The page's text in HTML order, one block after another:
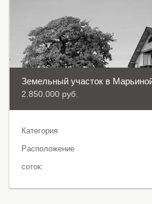
Земельный участок в
2.850.000 руб.
Категория
Расположение
соток: